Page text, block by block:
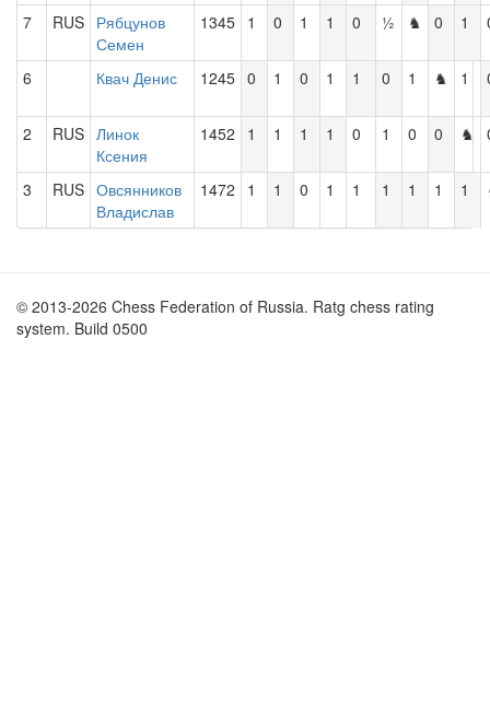
7 RUS Рябцунов
Семен
1345 1 0 1 1 0 ½ ♞ 0 1
6 Квач Денис 1245 0 1 0 1 1 0 1 ♞ 1
2 RUS Линок
Ксения
1452 1 1 1 1 0 1 0 0 ♞
3 RUS Овсянников
Владислав
1472 1 1 0 1 1 1 1 1 1
© 2013-2026 Chess Federation of Russia. Ratg chess rating
system. Build 0500